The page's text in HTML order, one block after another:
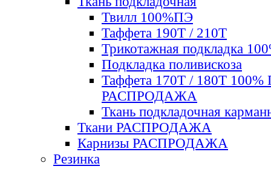
Твилл 100%ПЭ
Таффета 190Т / 210Т
Трикотажная подкладка
Подкладка поливискоза
Таффета 170Т / 180Т 100%
РАСПРОДАЖА
Ткань подкладочная
Ткани РАСПРОДАЖА
Карнизы РАСПРОДАЖА
Резинка